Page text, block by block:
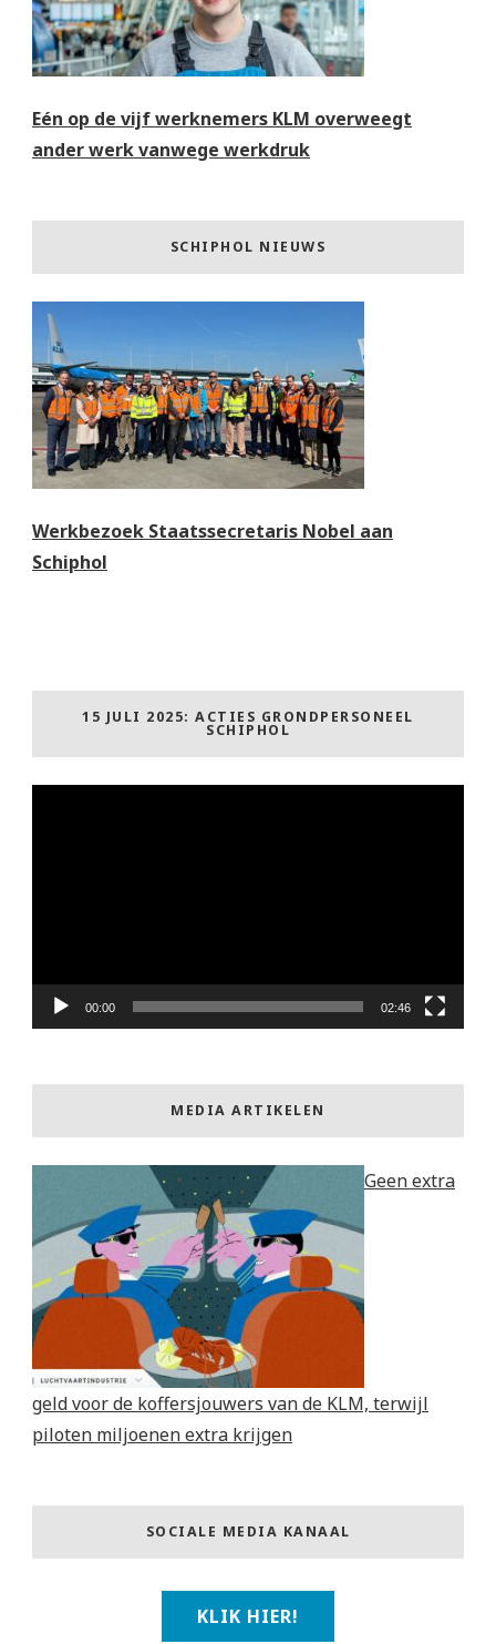
Eén op de vijf werknemers KLM overweegt
ander werk vanwege werkdruk
SCHIPHOL NIEUWS
Werkbezoek Staatssecretaris Nobel aan
Schiphol
15 JULI 2025: ACTIES GRONDPERSONEEL
SCHIPHOL
00:00 02:46
MEDIA ARTIKELEN
Geen extra
geld voor de koffersjouwers van de KLM, terwijl
piloten miljoenen extra krijgen
SOCIALE MEDIA KANAAL
KLIK HIER!